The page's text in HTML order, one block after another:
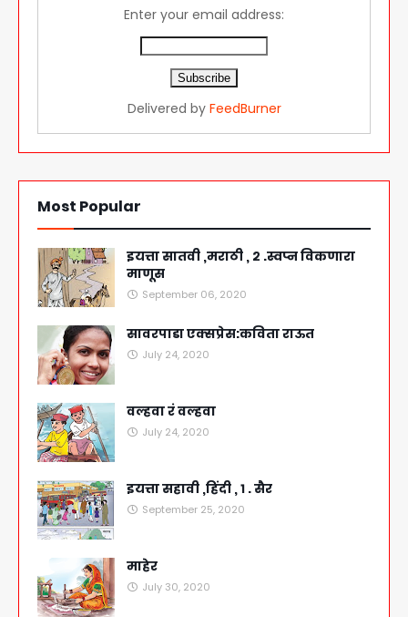
Enter your email address:
Delivered by FeedBurner
Most Popular
इयत्ता सातवी ,मराठी , २ .स्वप्न विकणारा
माणूस
September 06, 2020
सावरपाडा एक्सप्रेस:कविता राऊत
July 24, 2020
वल्हवा रं वल्हवा
July 24, 2020
इयत्ता सहावी ,हिंदी , १ . सैर
September 25, 2020
माहेर
July 30, 2020